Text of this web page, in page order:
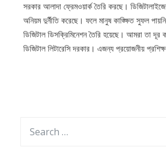
সরকার আলাদা ফ্রেমওয়ার্ক তৈরি করছে।
অনিয়ম দুর্নীতি করেছে। ফলে মানুষ কাঙ্ক্ষিত সুফল
ডিজিটাল ডিসক্রিমিনেশন তৈরি হয়েছে। আমরা তা দূর
ডিজিটাল লিটারেসি দরকার। এজন্য প্রয়োজনীয়